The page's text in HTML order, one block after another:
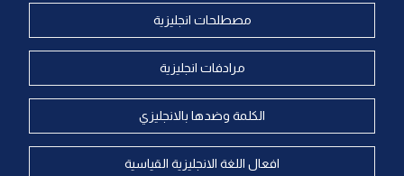
مصطلحات انجليزية
مرادفات انجليزية
الكلمة وضدها بالانجليزي
افعال اللغة الانجليزية القياسية